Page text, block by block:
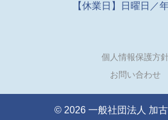
【休業日】
日曜日／
個人情報保護方
お問い合わせ
© 2026 一般社団法人 加